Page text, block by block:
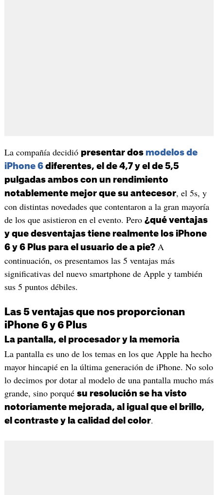
La compañía decidió presentar dos modelos de
iPhone 6diferentes, el de 4,7 y el de 5,5
pulgadas ambos con un rendimiento
notablemente mejor que su antecesor, el 5s, y
con distintas novedades que contentaron a la gran mayoría
de los que asistieron en el evento. Pero ¿qué ventajas
y que desventajas tiene realmente los iPhone
6 y 6 Plus para el usuario de a pie?A
continuación, os presentamos las 5 ventajas más
significativas del nuevo smartphone de Apple y también
sus 5 puntos débiles.
Las 5 ventajas que nos proporcionan
iPhone 6 y 6 Plus
La pantalla, el procesador y la memoria
La pantalla es uno de los temas en los que Apple ha hecho
mayor hincapié en la última generación de iPhone. No solo
lo decimos por dotar al modelo de una pantalla mucho más
grande, sino porqué su resolución se ha visto
notoriamente mejorada, al igual que el brillo,
el contraste y la calidad del color.